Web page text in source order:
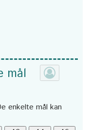
mål
enkelte mål kan